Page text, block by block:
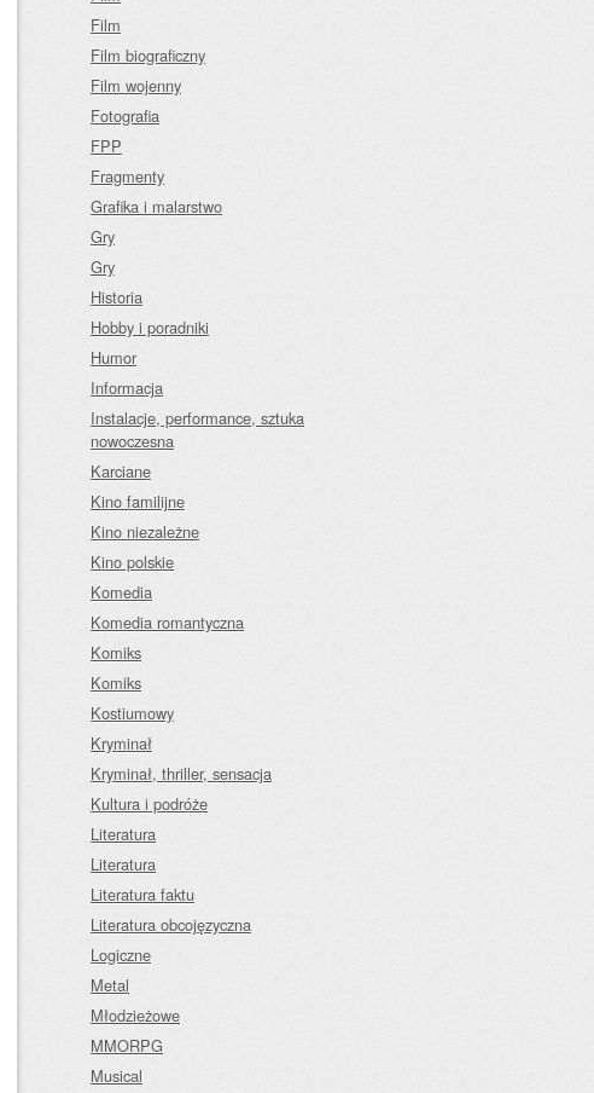
Film
Film biograficzny
Film wojenny
Fotografia
FPP
Fragmenty
Grafika i malarstwo
Gry
Gry
Historia
Hobby i poradniki
Humor
Informacja
Instalacje, performance, sztuka
nowoczesna
Karciane
Kino familijne
Kino niezależne
Kino polskie
Komedia
Komedia romantyczna
Komiks
Komiks
Kostiumowy
Kryminał
Kryminał, thriller, sensacja
Kultura i podróże
Literatura
Literatura
Literatura faktu
Literatura obcojęzyczna
Logiczne
Metal
Młodzieżowe
MMORPG
Musical